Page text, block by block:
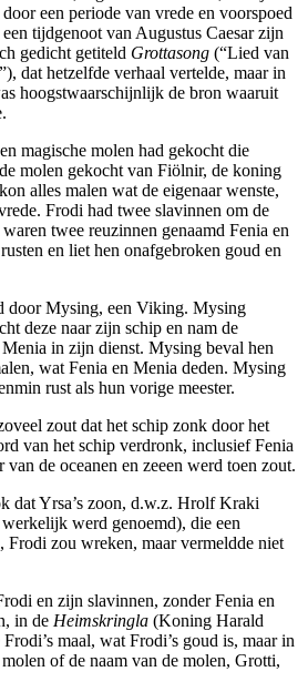
een periode van vrede en voorspoed
tijdgenoot van Augustus Caesar zijn
gedicht getiteld Grottasong (“Lied van
dat hetzelfde verhaal vertelde, maar in
hoogstwaarschijnlijk de bron waaruit
magische molen had gekocht die
molen gekocht van Fiölnir, de koning
alles malen wat de eigenaar wenste,
Frodi had twee slavinnen om de
twee reuzinnen genaamd Fenia en
en liet hen onafgebroken goud en
door Mysing, een Viking. Mysing
deze naar zijn schip en nam de
in zijn dienst. Mysing beval hen
wat Fenia en Menia deden. Mysing
rust als hun vorige meester.
zout dat het schip zonk door het
van het schip verdronk, inclusief Fenia
de oceanen en zeeen werd toen zout.
dat Yrsa’s zoon, d.w.z. Hrolf Kraki
werd genoemd), die een
Frodi zou wreken, maar vermeldde niet
en zijn slavinnen, zonder Fenia en
in de Heimskringla (Koning Harald
maal, wat Frodi’s goud is, maar in
of de naam van de molen, Grotti,